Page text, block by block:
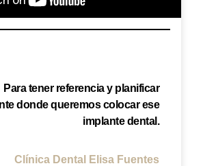
Para tener referencia y planificar
donde queremos colocar ese
implante dental.
Clínica Dental Elisa Fuentes